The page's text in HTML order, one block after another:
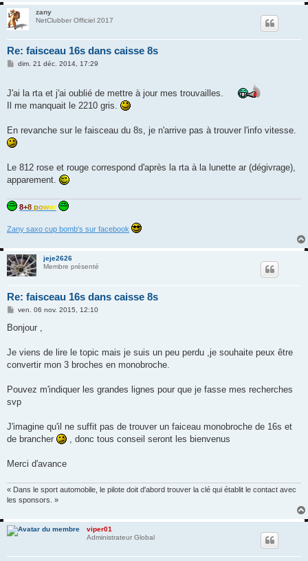
zany
NetClubber Officiel 2017
Re: faisceau 16s dans caisse 8s
M
s
a
g
dim. 21 déc. 2014, 17:29
J'ai la rta et j'ai oublié de mettre à jour mes trouvailles.
Il me manquait le 2210 gris.
En revanche sur le faisceau du 8s, je n'arrive pas à trouver l'info vitesse.
Le 812 rose et rouge correspond d'après la rta à la lunette ar (dégivrage),
apparement.
8+8 power
Zany saxo cup bomb's sur facebook
jeje2626
Membre présenté
Re: faisceau 16s dans caisse 8s
M
s
g
ven. 06 nov. 2015, 12:10
Bonjour ,
Je viens de lire le topic mais je suis un peu perdu ,je souhaite peux être
convertir mon 3 broches en monobroche.
Pouvez m'indiquer les grandes lignes pour que je fasse mes recherches
svp
J'imagine qu'il ne suffit pas de trouver un faiceau monobroche de 16s et
de brancher
, donc tous conseil seront les bienvenus
Merci d'avance
« Dans le sport automobile, le pilote doit d'abord trouver la clé qui établit le contact avec
les sponsors. »
viper01
Administrateur Global